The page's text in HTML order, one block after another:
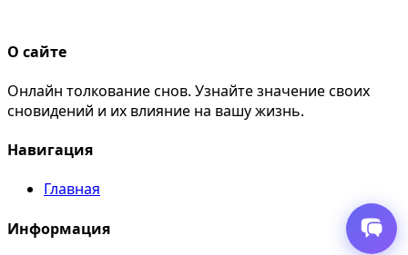
О сайте
Онлайн толкование снов. Узнайте значение своих
сновидений и их влияние на вашу жизнь.
Навигация
Главная
Информация